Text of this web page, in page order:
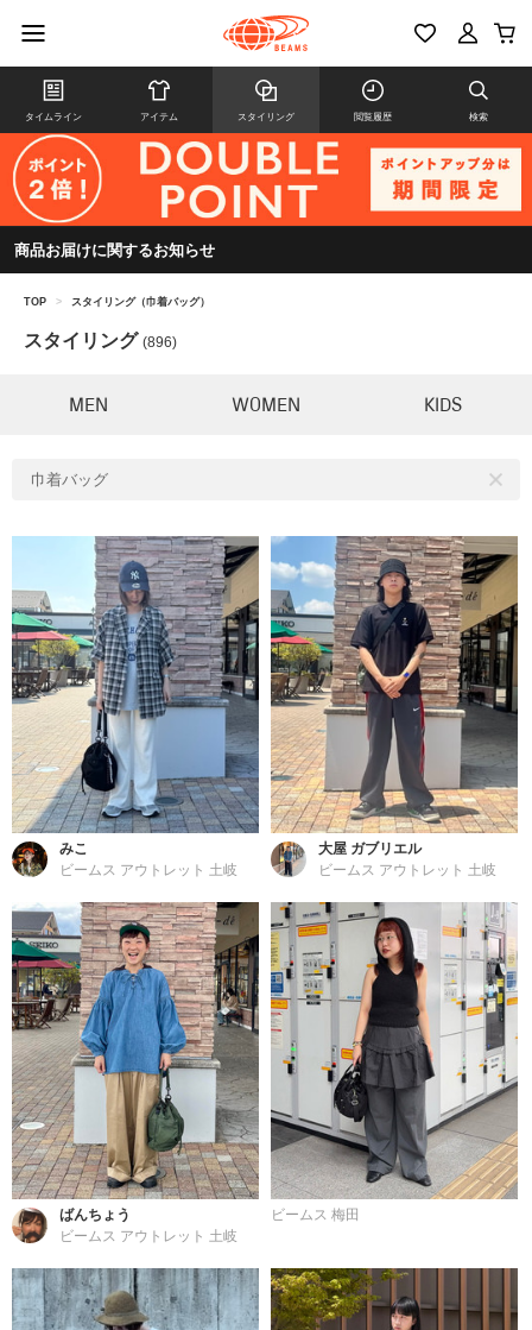
タイムライン アイテム スタイリング 閲覧履歴 検索
商品お届けに関するお知らせ
TOP > スタイリング（巾着バッグ）
スタイリング (896)
MEN WOMEN KIDS
巾着バッグ
みこ
ビームス アウトレット 土岐
大屋 ガブリエル
ビームス アウトレット 土岐
ばんちょう
ビームス アウトレット 土岐
ビームス 梅田